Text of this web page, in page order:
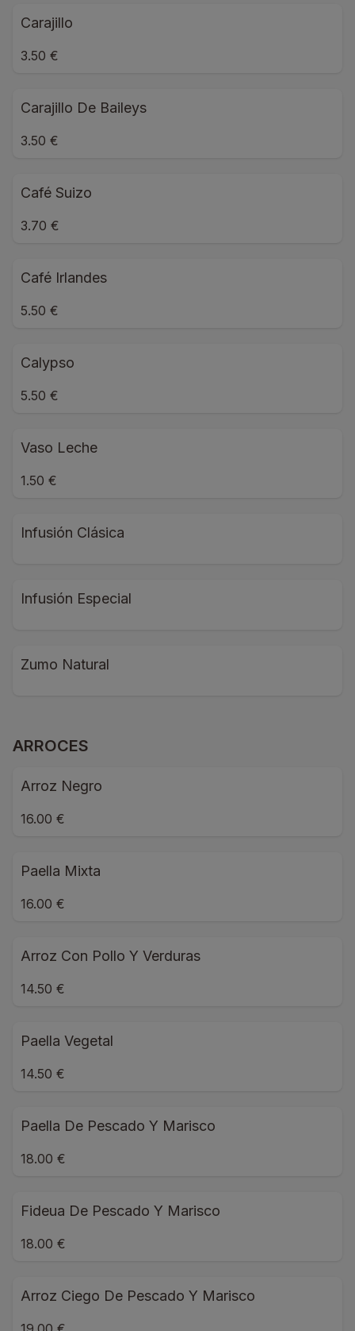
Carajillo
3.50 €
Carajillo De Baileys
3.50 €
Café Suizo
3.70 €
Café Irlandes
5.50 €
Calypso
5.50 €
Vaso Leche
1.50 €
Infusión Clásica
Infusión Especial
Zumo Natural
ARROCES
Arroz Negro
16.00 €
Paella Mixta
16.00 €
Arroz Con Pollo Y Verduras
14.50 €
Paella Vegetal
14.50 €
Paella De Pescado Y Marisco
18.00 €
Fideua De Pescado Y Marisco
18.00 €
Arroz Ciego De Pescado Y Marisco